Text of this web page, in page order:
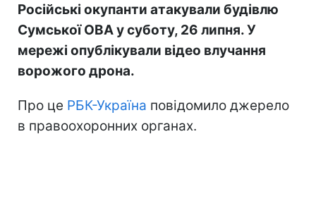
Російські окупанти атакували будівлю
Сумської ОВА у суботу, 26 липня. У
мережі опублікували відео влучання
ворожого дрона.
Про це РБК-Україна повідомило джерело
в правоохоронних органах.